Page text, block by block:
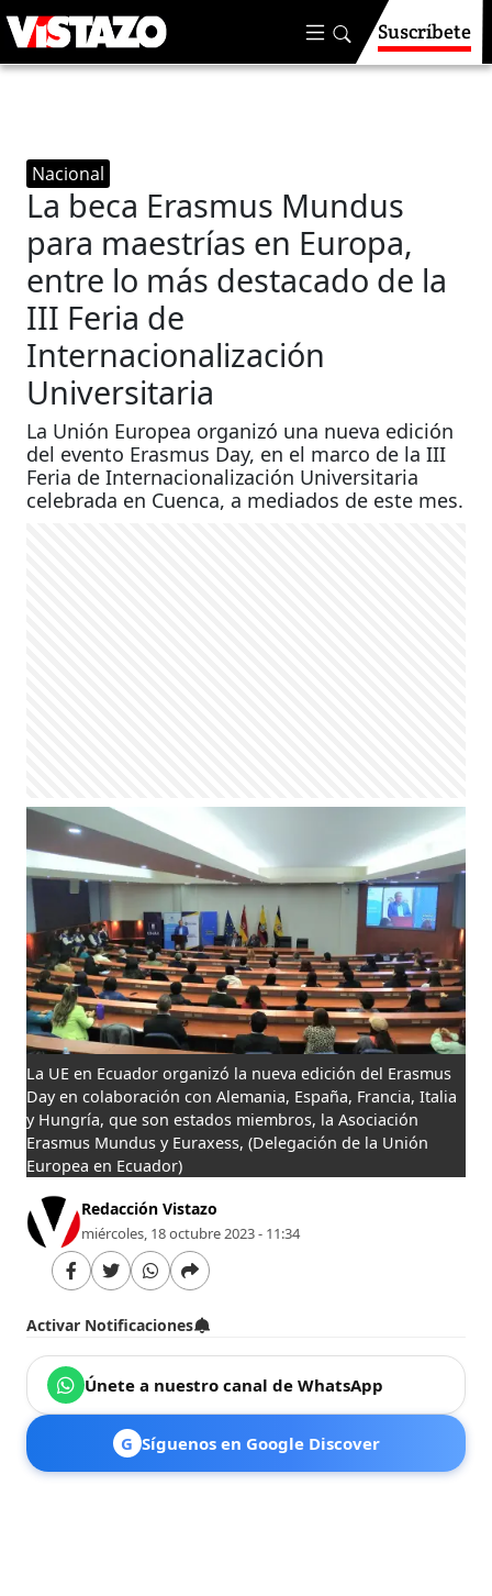
Suscríbete
Nacional
La beca Erasmus Mundus
para maestrías en Europa,
entre lo más destacado de la
III Feria de
Internacionalización
Universitaria
La Unión Europea organizó una nueva edición
del evento Erasmus Day, en el marco de la III
Feria de Internacionalización Universitaria
celebrada en Cuenca, a mediados de este mes.
La UE en Ecuador organizó la nueva edición del Erasmus
Day en colaboración con Alemania, España, Francia, Italia
y Hungría, que son estados miembros, la Asociación
Erasmus Mundus y Euraxess, (Delegación de la Unión
Europea en Ecuador)
Redacción Vistazo
miércoles, 18 octubre 2023 - 11:34
Activar Notificaciones
Únete a nuestro canal de WhatsApp
G Síguenos en Google Discover